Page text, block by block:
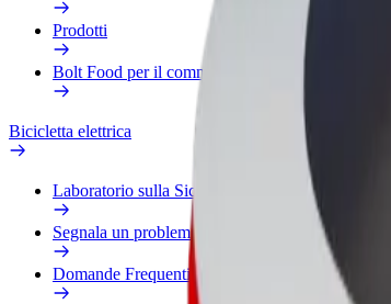
Prodotti
Bolt Food per il commercio
Bicicletta elettrica
Laboratorio sulla Sicurezza
Segnala un problema
Domande Frequenti